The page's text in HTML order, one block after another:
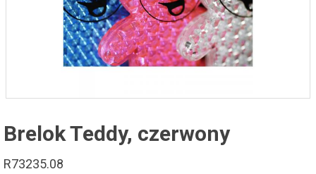
Brelok Teddy, czerwony
R73235.08